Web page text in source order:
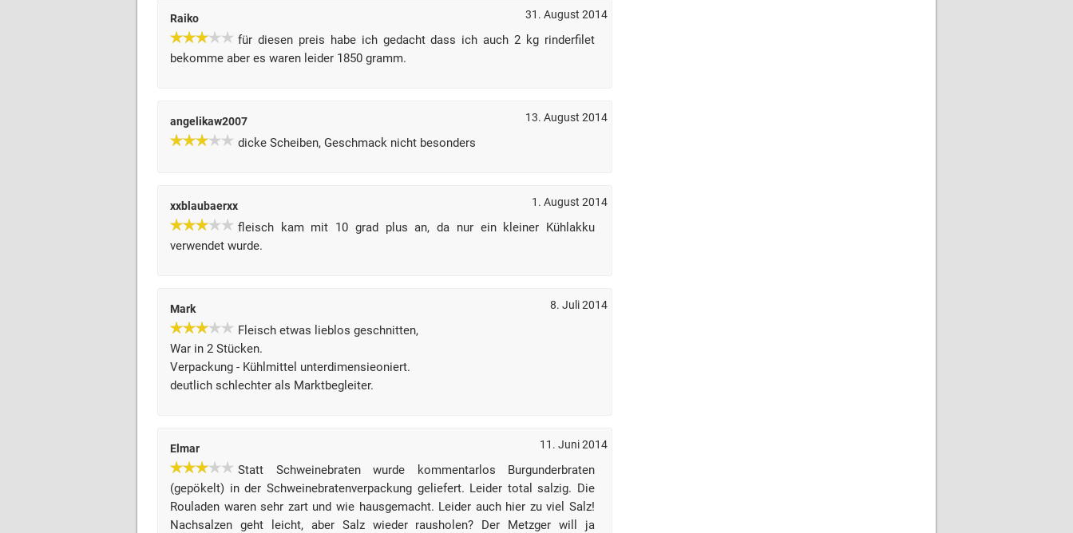
Raiko 31. August 2014
für diesen preis habe ich gedacht dass ich auch 2 kg rinderfilet
bekomme aber es waren leider 1850 gramm.
angelikaw2007 13. August 2014
dicke Scheiben, Geschmack nicht besonders
xxblaubaerxx 1. August 2014
fleisch kam mit 10 grad plus an, da nur ein kleiner Kühlakku
verwendet wurde.
Mark 8. Juli 2014
Fleisch etwas lieblos geschnitten,
War in 2 Stücken.
Verpackung - Kühlmittel unterdimensieoniert.
deutlich schlechter als Marktbegleiter.
Elmar 11. Juni 2014
Statt Schweinebraten wurde kommentarlos Burgunderbraten
(gepökelt) in der Schweinebratenverpackung geliefert. Leider total salzig. Die
Rouladen waren sehr zart und wie hausgemacht. Leider auch hier zu viel Salz!
Nachsalzen geht leicht, aber Salz wieder rausholen? Der Metzger will ja